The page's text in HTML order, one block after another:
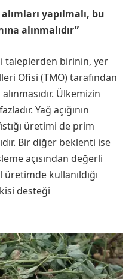
yapılmalı, bu
alınmalıdır”
taleplerden birinin, yer
Ofisi (TMO) tarafından
Ülkemizin
Yağ açığının
üretimi de prim
Bir diğer beklenti ise
açısından değerli
kullanıldığı
desteği